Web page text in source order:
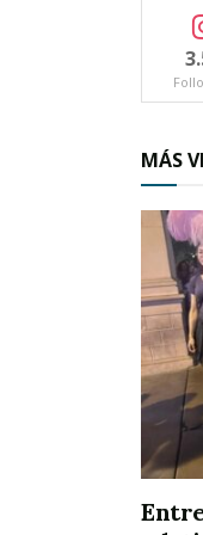
¿Tú eres la
Sí – volteé
persona hacia
¡Mucho gusto!
Observé a
lentes foto
protegía de la
ver esos ojos
hablarme, a
la amistad que
MÁS